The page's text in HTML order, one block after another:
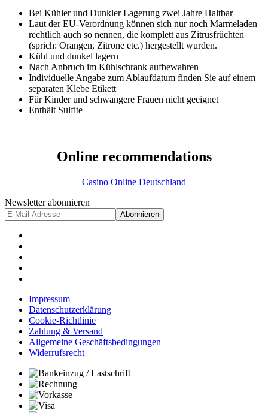
Bei Kühler und Dunkler Lagerung zwei Jahre Haltbar
Laut der EU-Verordnung können sich nur noch Marmeladen
rechtlich auch so nennen, die komplett aus Zitrusfrüchten
(sprich: Orangen, Zitrone etc.) hergestellt wurden.
Kühl und dunkel lagern
Nach Anbruch im Kühlschrank aufbewahren
Individuelle Angabe zum Ablaufdatum finden Sie auf einem
separaten Klebe Etikett
Für Kinder und schwangere Frauen nicht geeignet
Enthält Sulfite
Online recommendations
Casino Online Deutschland
Newsletter abonnieren
Abonnieren
Impressum
Datenschutzerklärung
Cookie-Richtlinie
Zahlung & Versand
Allgemeine Geschäftsbedingungen
Widerrufsrecht